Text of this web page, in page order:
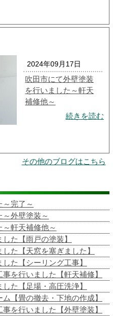
2024年09月17日
吹田市にて外壁塗装
を行いました～軒天
補修他～
続きを読む
その他のブログはこちら
完了～
外壁塗装～
軒天補修他～
た【雨戸の塗装】
た【天窓を塞ぎました】
た【シーリング工事】
を行いました【軒天補修】
た【足場・高圧洗浄】
【畳の撤去・下地の作成】
を行いました【外壁塗装】